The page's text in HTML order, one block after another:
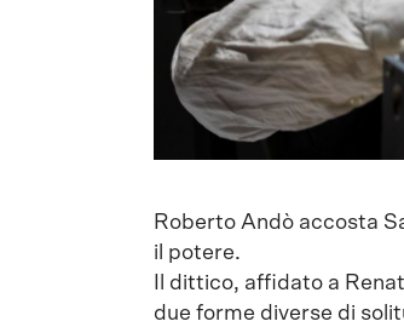
Roberto Andò accosta
il potere.
Il dittico, affidato a
due forme diverse di